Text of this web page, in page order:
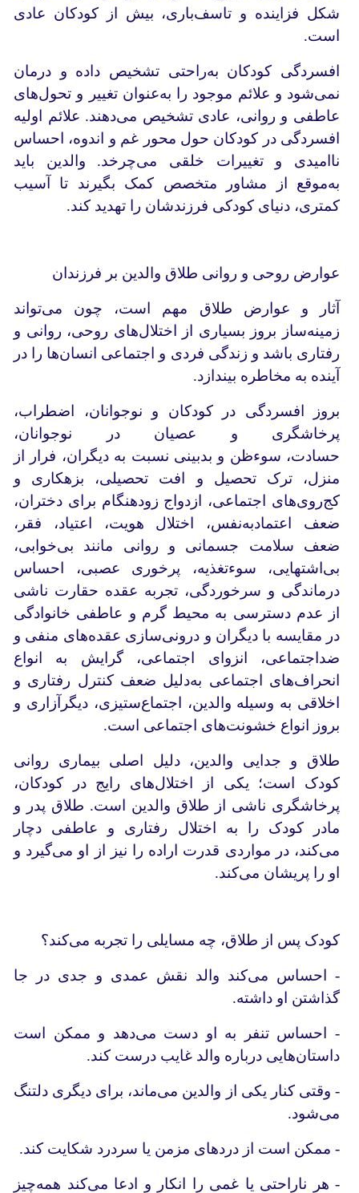
شکل فزاینده و تاسف‌باری، بیش از کودکان عادی
است.
افسردگی کودکان به‌راحتی تشخیص داده و درمان
نمی‌شود و علائم موجود را به‌عنوان تغییر و تحول‌های
عاطفی و روانی، عادی تشخیص می‌دهند. علائم اولیه
افسردگی در کودکان حول محور غم و اندوه، احساس
ناامیدی و تغییرات خلقی می‌چرخد. والدین باید
به‌‌موقع از مشاور متخصص کمک بگیرند تا آسیب
کمتری، دنیای کودکی فرزندشان را تهدید کند.
عوارض روحی و روانی طلاق والدین بر فرزندان
آثار و عوارض طلاق مهم است، چون می‌تواند
زمینه‌ساز بروز بسیاری از اختلال‌های روحی، روانی و
رفتاری باشد و زندگی فردی و اجتماعی انسان‌ها را در
آینده به مخاطره بیندازد.
بروز افسردگی در کودکان و نوجوانان، اضطراب،
پرخاشگری و عصیان در نوجوانان،
حسادت، سوءظن و بدبینی نسبت به دیگران، فرار از
منزل، ترک تحصیل و افت تحصیلی، بزهکاری و
کج‌روی‌های اجتماعی، ازدواج زودهنگام برای دختران،
ضعف اعتماد‌به‌نفس، اختلال هویت، اعتیاد، فقر،
ضعف سلامت جسمانی و روانی مانند بی‌خوابی،
بی‌اشتهایی، سوءتغذیه، پرخوری عصبی، احساس
درماندگی و سرخوردگی، تجربه عقده حقارت ناشی
از عدم دسترسی به محیط گرم و عاطفی خانوادگی
در مقایسه با دیگران و درونی‌سازی عقده‌های منفی و
ضد‌اجتماعی، انزوای اجتماعی، گرایش به انواع
انحراف‌های اجتماعی به‌دلیل ضعف کنترل رفتاری و
اخلاقی به وسیله والدین، اجتماع‌ستیزی، دیگر‌آزاری و
بروز انواع خشونت‌های اجتماعی است.
طلاق و جدایی والدین، دلیل اصلی بیماری‌ روانی
کودک است؛ یکی از اختلال‌های رایج در کودکان،
پرخاشگری ناشی از طلاق والدین است. طلاق پدر و
مادر کودک را به اختلال رفتاری و عاطفی دچار
می‌کند، در مواردی قدرت اراده را نیز از او می‌گیرد و
او را پریشان می‌کند.
کودک پس از طلاق، چه مسایلی را تجربه می‌کند؟
- احساس می‌کند والد نقش عمدی و جدی در جا
گذاشتن او داشته.
- احساس تنفر به او دست می‌دهد و ممکن است
داستان‌هایی درباره والد غایب درست کند.
- وقتی کنار یکی از والدین می‌ماند، برای دیگری دلتنگ
می‌شود.
- ممکن است از دردهای مزمن یا سردرد شکایت کند.
- هر ناراحتی یا غمی را انکار و ادعا می‌کند همه‌چیز